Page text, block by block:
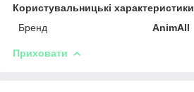
Користувальницькі характеристики
Бренд
AnimAll
Приховати